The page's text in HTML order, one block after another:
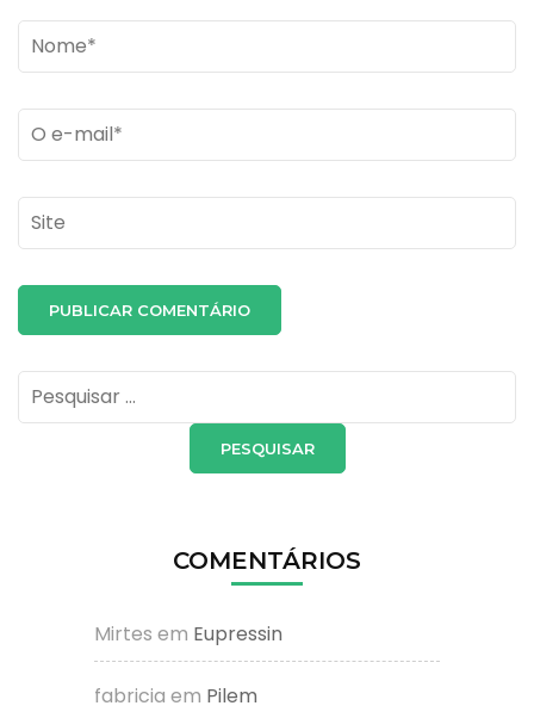
Name*
Email *
Site
Pesquisar
por:
COMENTÁRIOS
Mirtes em Eupressin
fabricia em Pilem